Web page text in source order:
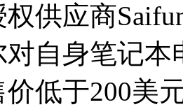
供应商
对自身笔记本
价低于200美